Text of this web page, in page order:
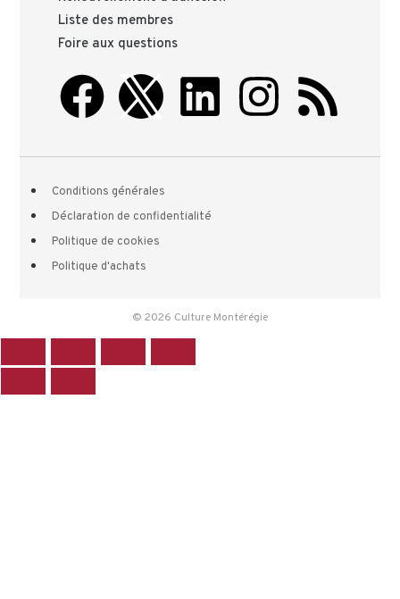
Liste des membres
Foire aux questions
Conditions générales
Déclaration de confidentialité
Politique de cookies
Politique d'achats
© 2026 Culture Montérégie